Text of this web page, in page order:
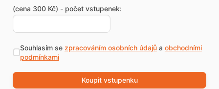
(cena 300 Kč) - počet vstupenek:
Souhlasím se zpracováním osobních údajůa obchodními
podmínkami
Koupit vstupenku